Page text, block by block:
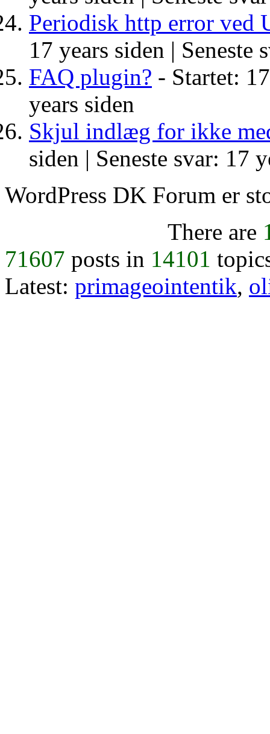
Periodisk http error ved
17 years siden | Seneste
FAQ plugin? - Startet:
years siden
Skjul indlæg for ikke
siden | Seneste svar: 17
WordPress DK Forum er
There are
71607 posts in 14101
Latest: primageointentik,